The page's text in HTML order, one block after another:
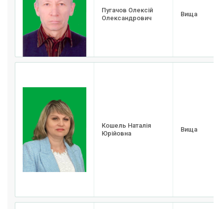
Пугачов Олексій
Олександрович
Вища
Кошель Наталія
Юрійовна
Вища